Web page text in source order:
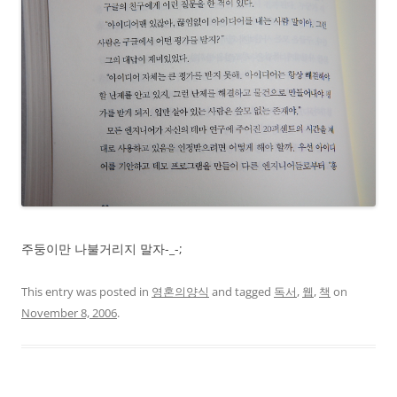
주둥이만 나불거리지 말자-_-;
This entry was posted in 영혼의양식 and tagged 독서, 웹, 책 on
November 8, 2006.